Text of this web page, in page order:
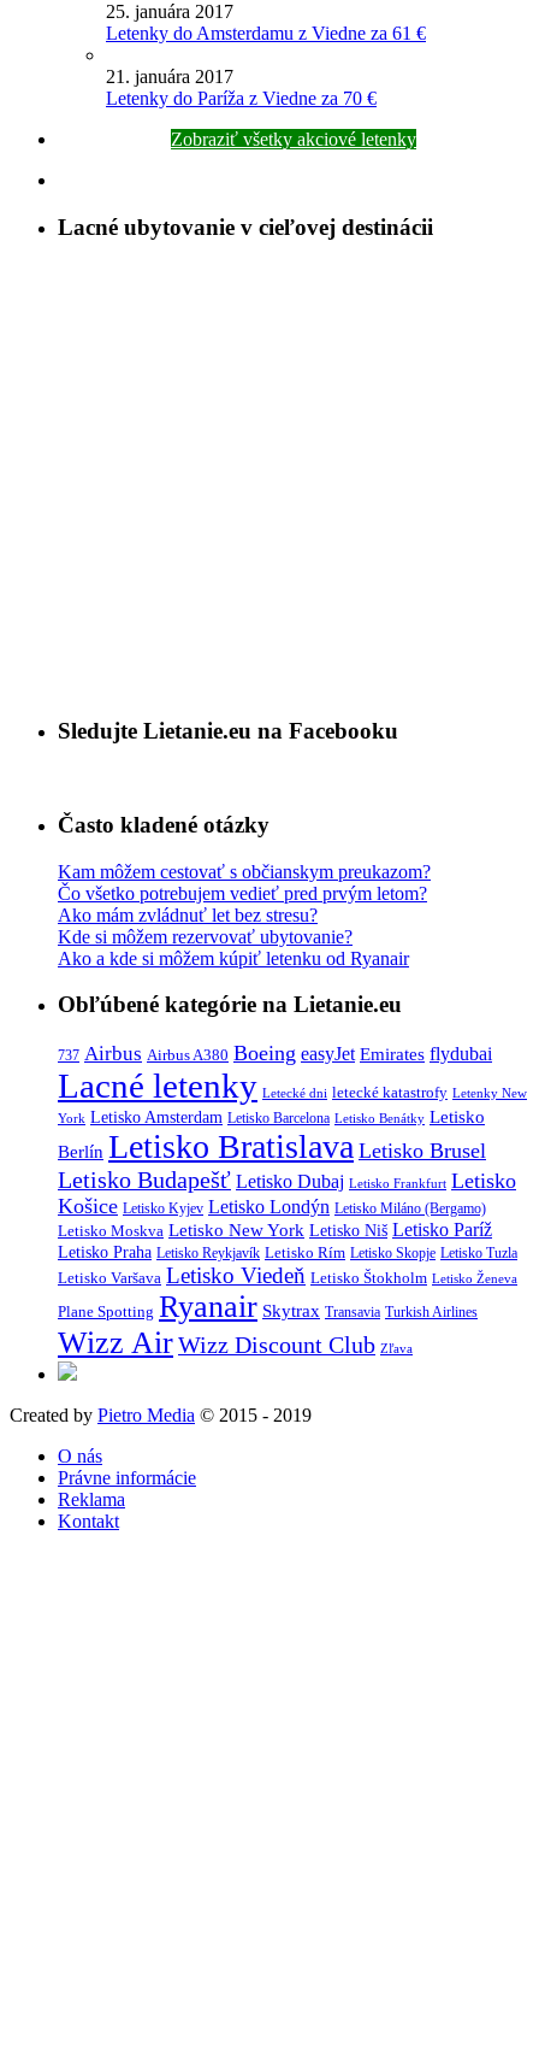
25. januára 2017
Letenky do Amsterdamu z Viedne za 61 €
21. januára 2017
Letenky do Paríža z Viedne za 70 €
Zobraziť všetky akciové letenky
Lacné ubytovanie v cieľovej destinácii
Sledujte Lietanie.eu na Facebooku
Často kladené otázky
Kam môžem cestovať s občianskym preukazom?
Čo všetko potrebujem vedieť pred prvým letom?
Ako mám zvládnuť let bez stresu?
Kde si môžem rezervovať ubytovanie?
Ako a kde si môžem kúpiť letenku od Ryanair
Obľúbené kategórie na Lietanie.eu
737 Airbus Airbus A380 Boeing easyJet Emirates flydubai
Lacné letenky Letecké dni letecké katastrofy Letenky New
York Letisko Amsterdam Letisko Barcelona Letisko Benátky Letisko
Berlín Letisko Bratislava Letisko Brusel
Letisko Budapešť Letisko Dubaj Letisko Frankfurt Letisko
Košice Letisko Kyjev Letisko Londýn Letisko Miláno (Bergamo)
Letisko Moskva Letisko New York Letisko Niš Letisko Paríž
Letisko Praha Letisko Reykjavík Letisko Rím Letisko Skopje Letisko Tuzla
Letisko Varšava Letisko Viedeň Letisko Štokholm Letisko Ženeva
Plane Spotting Ryanair Skytrax Transavia Turkish Airlines
Wizz AirWizz Discount Club Zľava
Created by Pietro Media © 2015 - 2019
O nás
Právne informácie
Reklama
Kontakt